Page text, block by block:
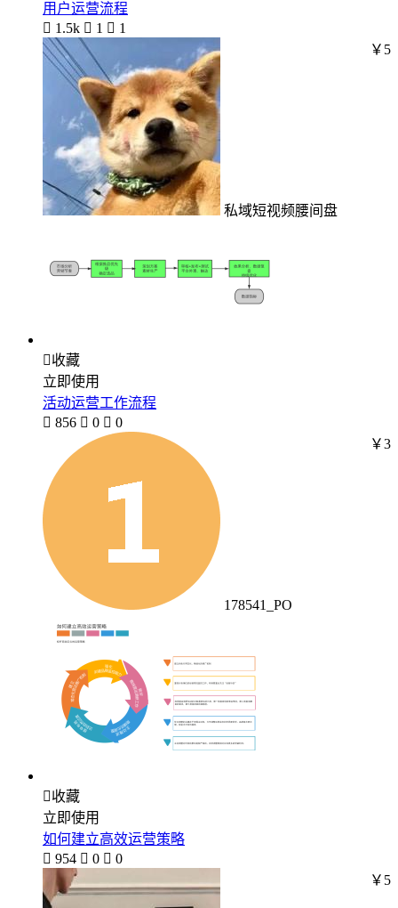
用户运营流程
 1.5k  1  1
私域短视频腰间盘
￥5
收藏
立即使用
活动运营工作流程
 856  0  0
178541_PO
￥3
收藏
立即使用
如何建立高效运营策略
 954  0  0
￥5